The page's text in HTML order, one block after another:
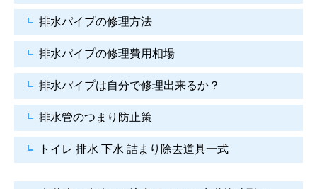
排水パイプの修理方法
排水パイプの修理費用相場
排水パイプは自分で修理出来るか？
排水管のつまり防止策
トイレ 排水 下水 詰まり除去道具一式